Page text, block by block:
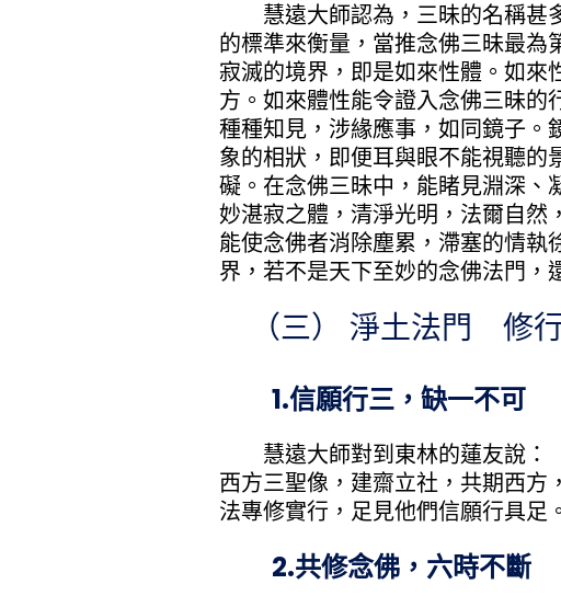
慧遠大師認為，三昧的名稱甚
的標準來衡量，當推念佛三昧最為
寂滅的境界，即是如來性體。如來
方。如來體性能令證入念佛三昧的
種種知見，涉緣應事，如同鏡子。
象的相狀，即便耳與眼不能視聽的
礙。在念佛三昧中，能睹見淵深、
妙湛寂之體，清淨光明，法爾自然
能使念佛者消除塵累，滯塞的情執
界，若不是天下至妙的念佛法門，
（三） 淨土法門 修
1.信願行三，缺一不可
慧遠大師對到東林的蓮友說：
西方三聖像，建齋立社，共期西方
法專修實行，足見他們信願行具足。
2.共修念佛，六時不斷